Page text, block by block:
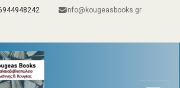
info@kougeasbooks.gr